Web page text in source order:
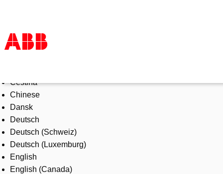
Produkte und Leistungen
Branchenlösungen
Service
Über uns
Vertriebspartner finden
Kontakt
Karriere
Čeština
Chinese
Dansk
Deutsch
Deutsch (Schweiz)
Deutsch (Luxemburg)
English
English (Canada)